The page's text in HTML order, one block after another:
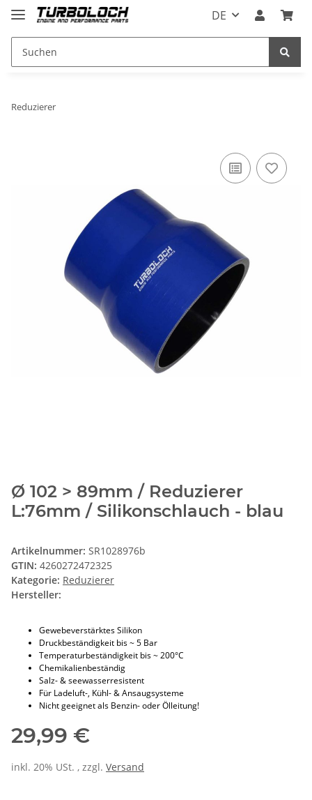
DE
Reduzierer
Ø 102 > 89mm / Reduzierer
L:76mm / Silikonschlauch - blau
Artikelnummer: SR1028976b
GTIN: 4260272472325
Kategorie: Reduzierer
Hersteller:
Gewebeverstärktes Silikon
Druckbeständigkeit bis ~ 5 Bar
Temperaturbeständigkeit bis ~ 200°C
Chemikalienbeständig
Salz- & seewasserresistent
Für Ladeluft-, Kühl- & Ansaugsysteme
Nicht geeignet als Benzin- oder Ölleitung!
29,99 €
inkl. 20% USt. , zzgl. Versand